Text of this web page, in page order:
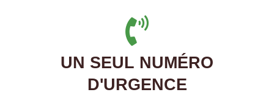
UN SEUL NUMÉRO
D'URGENCE